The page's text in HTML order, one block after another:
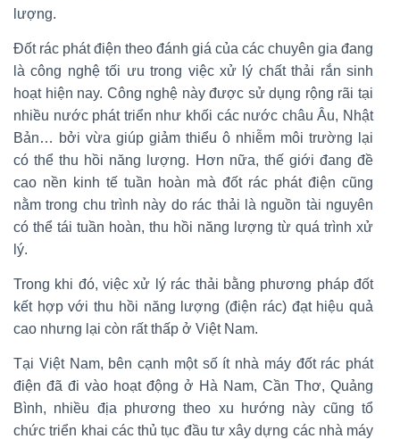
lượng.
Đốt rác phát điện theo đánh giá của các chuyên gia đang
là công nghệ tối ưu trong việc xử lý chất thải rắn sinh
hoạt hiện nay. Công nghệ này được sử dụng rộng rãi tại
nhiều nước phát triển như khối các nước châu Âu, Nhật
Bản… bởi vừa giúp giảm thiểu ô nhiễm môi trường lại
có thể thu hồi năng lượng. Hơn nữa, thế giới đang đề
cao nền kinh tế tuần hoàn mà đốt rác phát điện cũng
nằm trong chu trình này do rác thải là nguồn tài nguyên
có thể tái tuần hoàn, thu hồi năng lượng từ quá trình xử
lý.
Trong khi đó, việc xử lý rác thải bằng phương pháp đốt
kết hợp với thu hồi năng lượng (điện rác) đạt hiệu quả
cao nhưng lại còn rất thấp ở Việt Nam.
Tại Việt Nam, bên cạnh một số ít nhà máy đốt rác phát
điện đã đi vào hoạt động ở Hà Nam, Cần Thơ, Quảng
Bình, nhiều địa phương theo xu hướng này cũng tổ
chức triển khai các thủ tục đầu tư xây dựng các nhà máy